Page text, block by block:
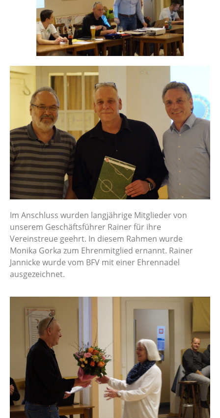
Im Anschluss wurden langjährige Mitglieder von
unserem Geschäftsführer Rainer für ihre
Vereinstreue geehrt. In diesem Rahmen wurde
Monika Gorka zum Ehrenmitglied ernannt. Rainer
Jannicke wurde vom BFV mit einer Ehrennadel
ausgezeichnet.